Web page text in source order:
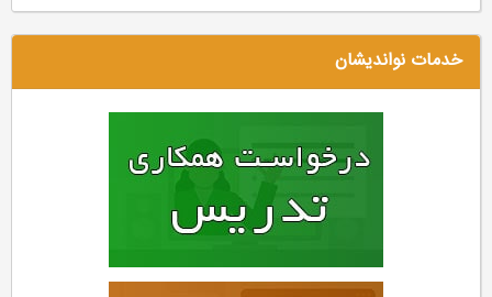
خدمات نواندیشان